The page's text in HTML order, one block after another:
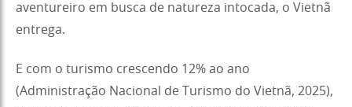
aventureiro em busca de natureza intocada, o Vietnã
entrega.
E com o turismo crescendo 12% ao ano
(Administração Nacional de Turismo do Vietnã, 2025),